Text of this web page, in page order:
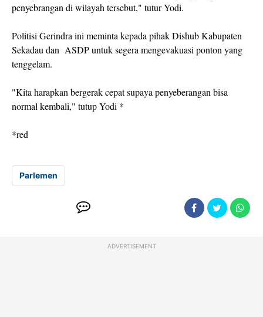
penyebrangan di wilayah tersebut," tutur Yodi.
Politisi Gerindra ini meminta kepada pihak Dishub Kabupaten
Sekadau dan ASDP untuk segera mengevakuasi ponton yang
tenggelam.
"Kita harapkan bergerak cepat supaya penyeberangan bisa
normal kembali," tutup Yodi *
*red
Parlemen
ADVERTISEMENT